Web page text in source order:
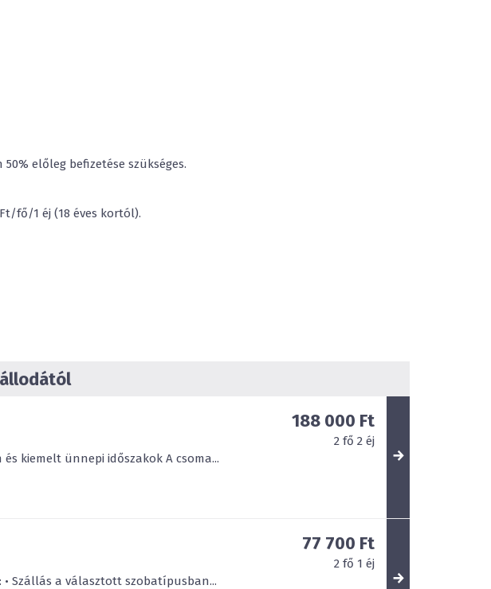
előleg befizetése szükséges.
fő/1 éj (18 éves kortól).
és kiemelt ünnepi időszakok A csoma...
188 000 Ft
2 fő 2 éj
• Szállás a választott szobatípusban...
77 700 Ft
2 fő 1 éj